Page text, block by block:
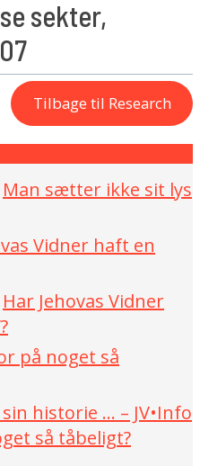
sekter,
Tilbage til Research
Man sætter ikke sit lys
Vidner haft en
Har Jehovas Vidner
på noget så
historie … – JV•Info
så tåbeligt?